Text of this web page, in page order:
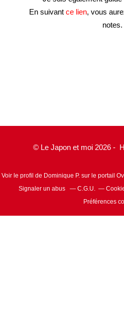
En suivant ce lien, vous
notes.
© Le Japon et moi 2026 -
Voir le profil de Dominique P.sur le portail
Signaler un abus
C.G.U.
Préférences